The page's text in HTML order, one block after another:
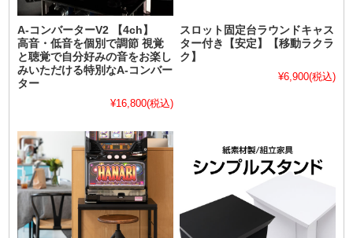
A-コンバーターV2 【4ch】
高音・低音を個別で調節 視覚
と聴覚で自分好みの音をお楽し
みいただける特別なA-コンバー
ター
¥16,800(税込)
スロット固定台ラウンドキャス
ター付き【安定】【移動ラクラ
ク】
¥6,900(税込)